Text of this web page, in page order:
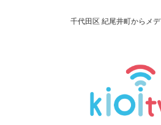
千代田区 紀尾井町からメデ